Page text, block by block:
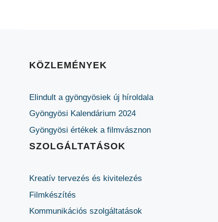
KÖZLEMÉNYEK
Elindult a gyöngyösiek új híroldala
Gyöngyösi Kalendárium 2024
Gyöngyösi értékek a filmvásznon
SZOLGÁLTATÁSOK
Kreatív tervezés és kivitelezés
Filmkészítés
Kommunikációs szolgáltatások